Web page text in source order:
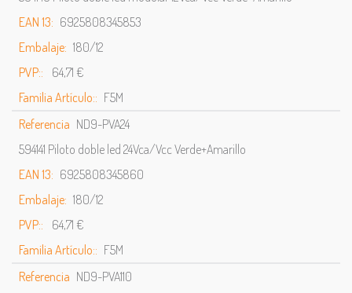
EAN 13: 6925808345853
Embalaje: 180/12
PVP::
64,71 €
Familia Artículo:: F5M
Referencia ND9-PVA24
594141 Piloto doble led 24Vca/Vcc Verde+Amarillo
EAN 13: 6925808345860
Embalaje: 180/12
PVP::
64,71 €
Familia Artículo:: F5M
Referencia ND9-PVA110